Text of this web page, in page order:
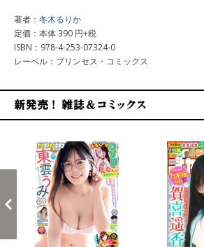
著者： 冬木るりか
定価：本体 390 円+税
ISBN：978-4-253-07324-0
レーベル：プリンセス・コミックス